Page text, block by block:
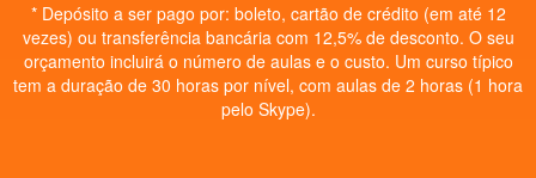
* Depósito a ser pago por: boleto, cartão de crédito (em até 12
vezes) ou transferência bancária com 12,5% de desconto. O seu
orçamento incluirá o número de aulas e o custo. Um curso típico
tem a duração de 30 horas por nível, com aulas de 2 horas (1 hora
pelo Skype).